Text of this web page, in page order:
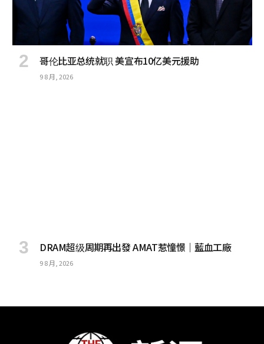
哥伦比亚总统就职 美宣布10亿美元援助
9 8 月, 2026
DRAM超级周期再出發 AMAT惹憧憬｜藍血工廠
9 8 月, 2026